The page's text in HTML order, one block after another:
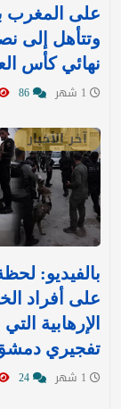
على المغرب
وتتأهل إلى
نهائي كأس
آخر الأخبار
بالفيديو:
على أفراد
الإرهابية
تفجيري